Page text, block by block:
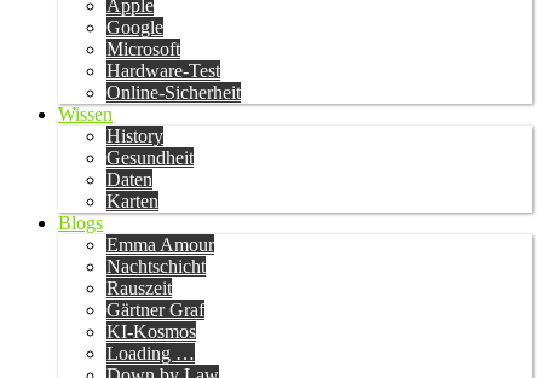
Apple
Google
Microsoft
Hardware-Test
Online-Sicherheit
Wissen
History
Gesundheit
Daten
Karten
Blogs
Emma Amour
Nachtschicht
Rauszeit
Gärtner Graf
KI-Kosmos
Loading …